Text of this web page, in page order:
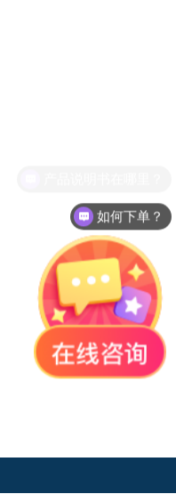
如何下单？